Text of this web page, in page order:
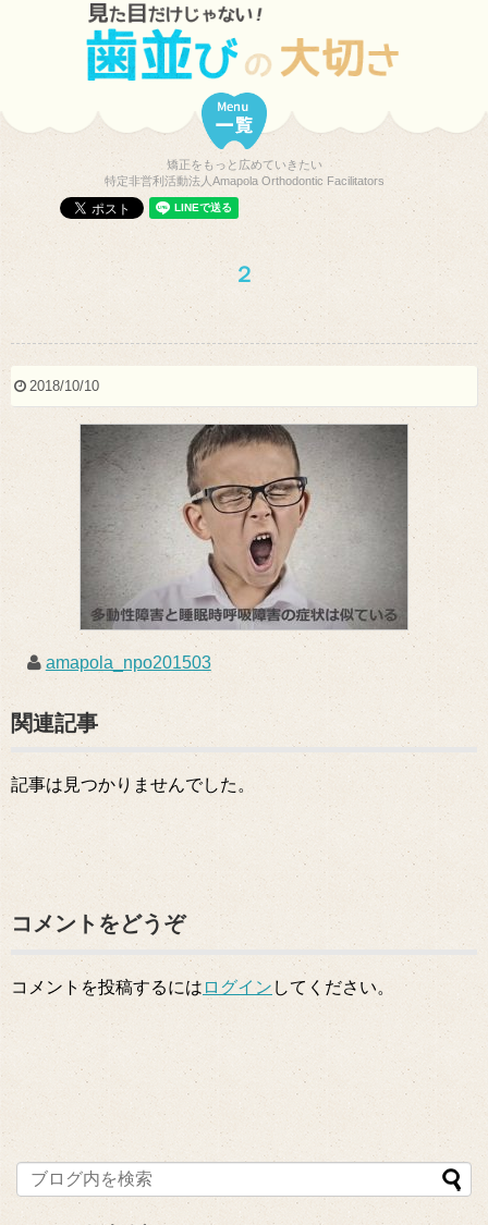
矯正をもっと広めていきたい
特定非営利活動法人Amapola Orthodontic Facilitators
２
2018/10/10
amapola_npo201503
関連記事
記事は見つかりませんでした。
コメントをどうぞ
コメントを投稿するには ログイン してください。